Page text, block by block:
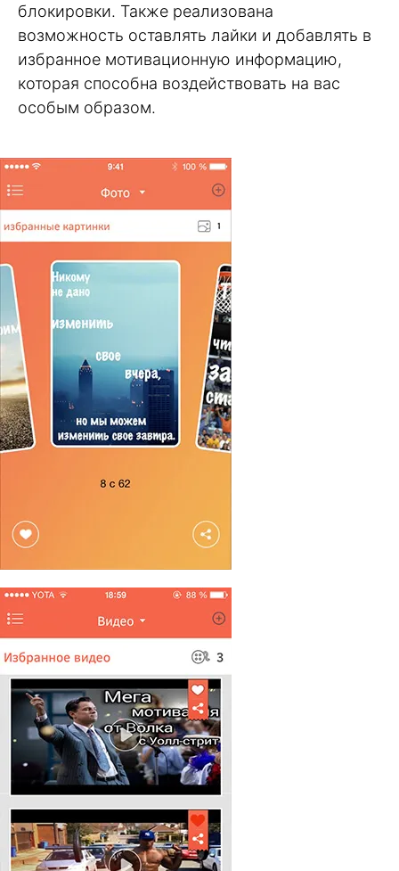
блокировки. Также реализована
возможность оставлять лайки и добавлять в
избранное мотивационную информацию,
которая способна воздействовать на вас
особым образом.